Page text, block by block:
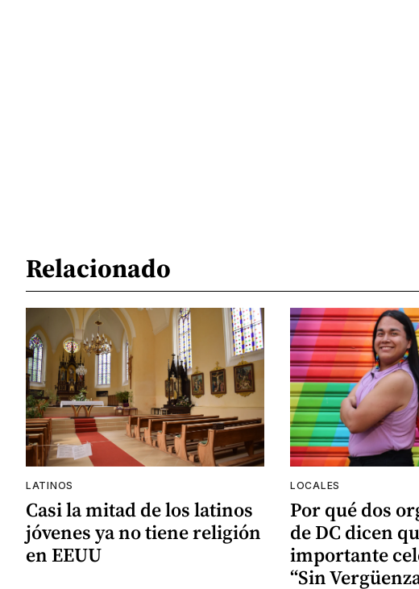
Relacionado
LATINOS
Casi la mitad de los latinos
jóvenes ya no tiene religión
en EEUU
LOCALES
Por qué dos
de DC dicen
importante
“Sin